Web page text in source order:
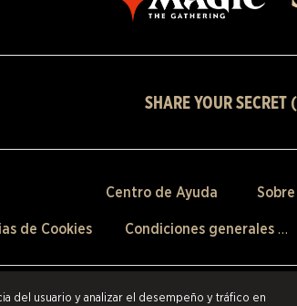
SHARE YOUR SECRET
Centro de Ayuda
de Cookies Condiciones generales de venta
Todos los derechos reservados. Las marcas citadas son
del usuario y analizar el desempeño y tráfico en